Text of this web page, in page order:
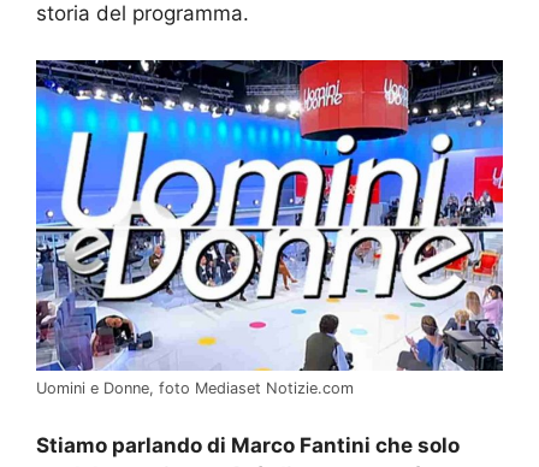
storia del programma.
Uomini e Donne, foto Mediaset Notizie.com
Stiamo parlando di Marco Fantini che solo